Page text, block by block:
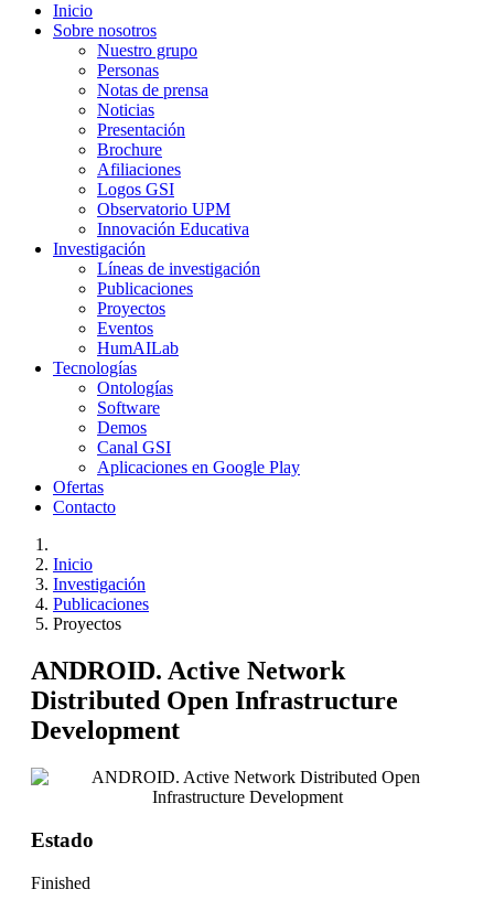
Inicio
Sobre nosotros
Nuestro grupo
Personas
Notas de prensa
Noticias
Presentación
Brochure
Afiliaciones
Logos GSI
Observatorio UPM
Innovación Educativa
Investigación
Líneas de investigación
Publicaciones
Proyectos
Eventos
HumAILab
Tecnologías
Ontologías
Software
Demos
Canal GSI
Aplicaciones en Google Play
Ofertas
Contacto
Inicio
Investigación
Publicaciones
Proyectos
ANDROID. Active Network
Distributed Open Infrastructure
Development
Estado
Finished